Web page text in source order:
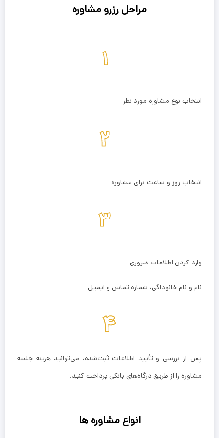
مراحل رزرو مشاوره
انتخاب نوع مشاوره مورد نظر
انتخاب روز و ساعت برای مشاوره
وارد کردن اطلاعات ضروری
نام و نام خانوداگی، شماره تماس و ایمیل
پس از بررسی و تأیید اطلاعات ثبت‌شده، می‌توانید هزینه جلسه
مشاوره را از طریق درگاه‌های بانکی پرداخت کنید.
انواع مشاوره ها